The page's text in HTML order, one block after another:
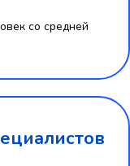
со средней